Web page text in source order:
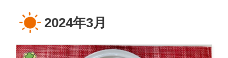
2024年3月